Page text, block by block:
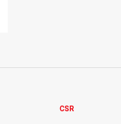
CSR